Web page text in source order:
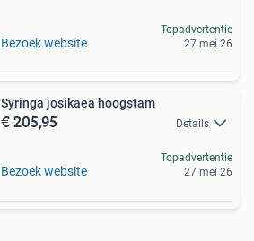
Bezoek website
Topadvertentie
27 mei 26
Syringa josikaea hoogstam
€ 205,95 Details
Bezoek website
Topadvertentie
27 mei 26